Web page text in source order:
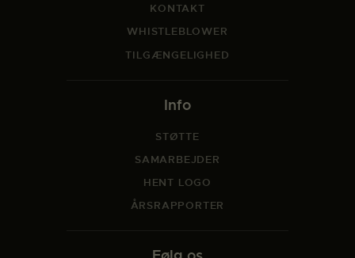
KONTAKT
WHISTLEBLOWER
TILGÆNGELIGHED
Info
STØTTE
SAMARBEJDER
HENT LOGO
ÅRSRAPPORTER